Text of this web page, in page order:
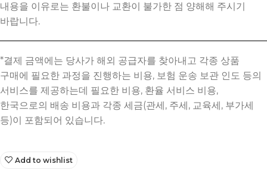
내용을 이유로는 환불이나 교환이 불가한 점 양해해 주시기
바랍니다.
Add to wishlist